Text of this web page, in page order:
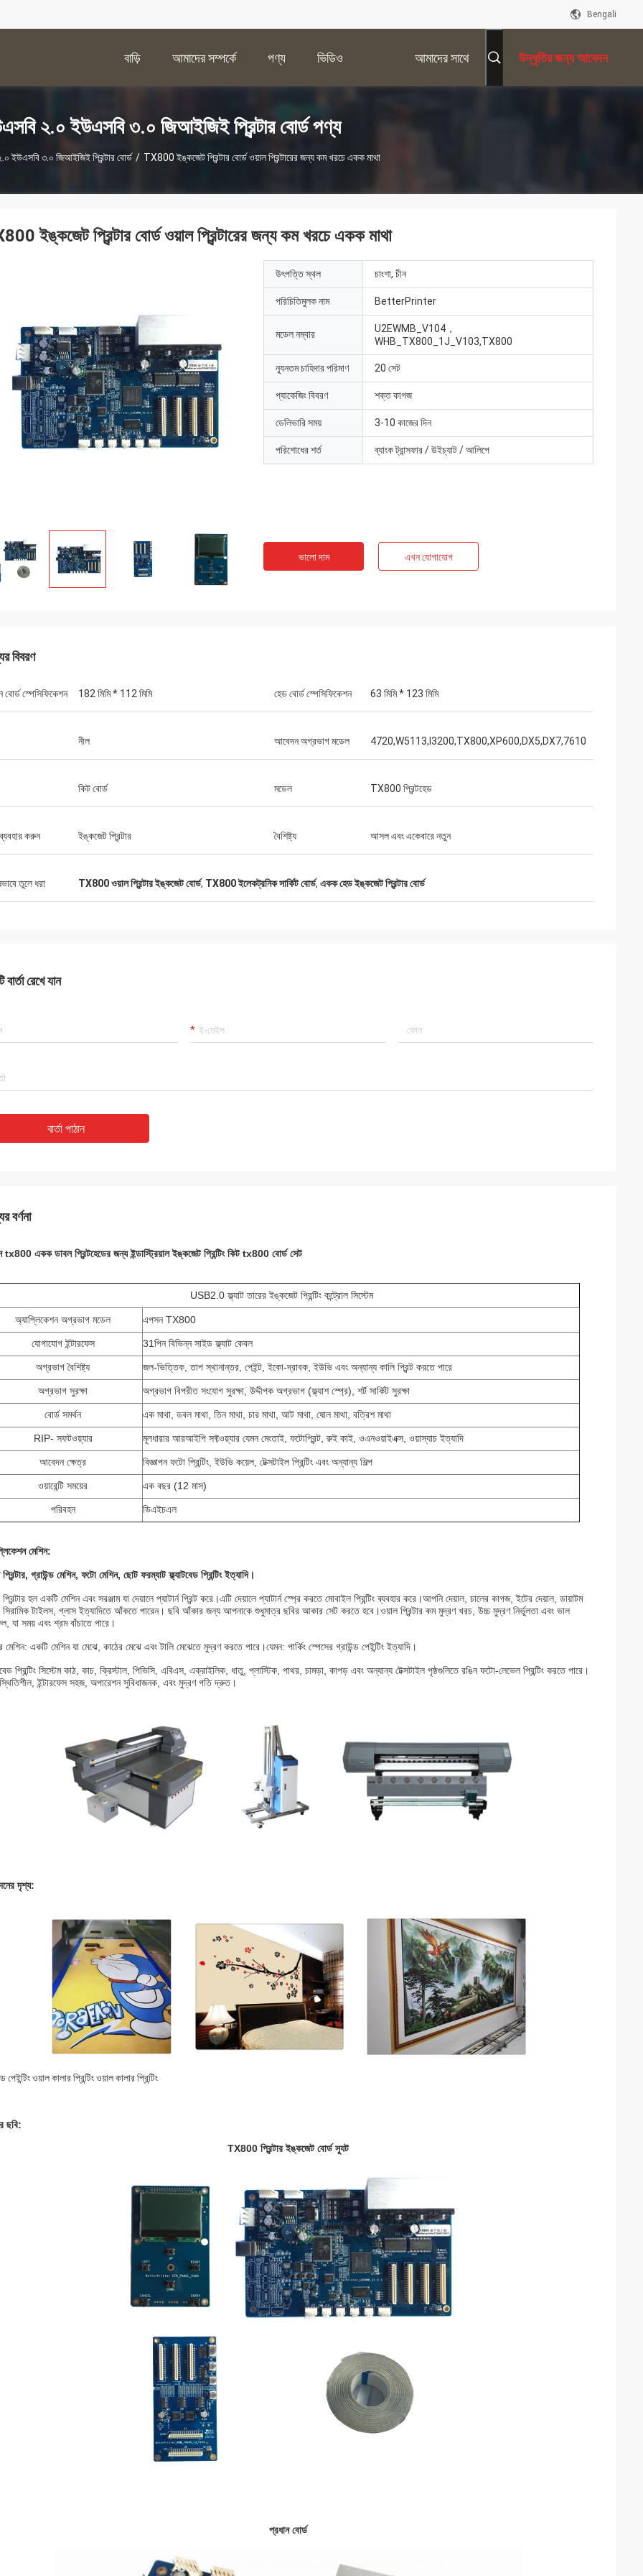
Bengali
বাড়ি আমাদের সম্পর্কে পণ্য ভিডিও আমাদের সাথে উদ্ধৃতির জন্য আবেদন
২.০ ইউএসবি ৩.০ জিআইজিই প্রিন্টার বোর্ড পণ্য
ইউএসবি ৩.০ জিআইজিই প্রিন্টার বোর্ড / TX800 ইঙ্কজেট প্রিন্টার বোর্ড ওয়াল প্রিন্টারের জন্য কম খরচে একক মাথা
ইঙ্কজেট প্রিন্টার বোর্ড ওয়াল প্রিন্টারের জন্য কম খরচে একক মাথা
উৎপত্তি স্থল চাংশা, চীন
পরিচিতিমুলক নাম BetterPrinter
মডেল নম্বার
U2EWMB_V104，
WHB_TX800_1J_V103,TX800
ন্যূনতম চাহিদার পরিমাণ 20 সেট
প্যাকেজিং বিবরণ শক্ত কাগজ
ডেলিভারি সময় 3-10 কাজের দিন
পরিশোধের শর্ত ব্যাংক ট্রান্সফার / উইচ্যাট / আলিপে
ভালো দাম এখন যোগাযোগ
বিবরণ
বোর্ড স্পেসিফিকেশন 182 মিমি * 112 মিমি হেড বোর্ড স্পেসিফিকেশন 63 মিমি * 123 মিমি
নীল আবেদন অগ্রভাগ মডেল 4720,W5113,I3200,TX800,XP600,DX5,DX7,7610
কিট বোর্ড মডেল TX800 প্রিন্টহেড
করুন ইঙ্কজেট প্রিন্টার বৈশিষ্ট্য আসল এবং একেবারে নতুন
তুলে ধরা TX800 ওয়াল প্রিন্টার ইঙ্কজেট বোর্ড, TX800 ইলেকট্রনিক সার্কিট বোর্ড, একক হেড ইঙ্কজেট প্রিন্টার বোর্ড
বার্তা রেখে যান
বার্তা পাঠান
বর্ণনা
tx800 একক ডাবল প্রিন্টহেডের জন্য ইন্ডাস্ট্রিয়াল ইঙ্কজেট প্রিন্টিং কিট tx800 বোর্ড সেট
USB2.0 ফ্ল্যাট তারের ইঙ্কজেট প্রিন্টিং কন্ট্রোল সিস্টেম
অ্যাপ্লিকেশন অগ্রভাগ মডেল এপসন TX800
যোগাযোগ ইন্টারফেস 31পিন বিভিন্ন সাইড ফ্ল্যাট কেবল
অগ্রভাগ বৈশিষ্ট্য জল-ভিত্তিক, তাপ স্থানান্তর, পেইন্ট, ইকো-দ্রাবক, ইউভি এবং অন্যান্য কালি প্রিন্ট করতে পারে
অগ্রভাগ সুরক্ষা অগ্রভাগ বিপরীত সংযোগ সুরক্ষা, উদ্দীপক অগ্রভাগ (ফ্ল্যাশ স্প্রে), শর্ট সার্কিট সুরক্ষা
বোর্ড সমর্থন এক মাথা, ডবল মাথা, তিন মাথা, চার মাথা, আট মাথা, ষোল মাথা, বত্রিশ মাথা
RIP- সফটওয়্যার মূলধারার আরআইপি সফ্টওয়্যার যেমন মেংতাই, ফটোপ্রিন্ট, রুই কাই, ওএনওয়াইএক্স, ওয়াস্যাচ ইত্যাদি
আবেদন ক্ষেত্র বিজ্ঞাপন ফটো প্রিন্টিং, ইউভি কয়েল, টেক্সটাইল প্রিন্টিং এবং অন্যান্য শিল্প
ওয়ারেন্টি সময়ের এক বছর (12 মাস)
পরিবহন ডিএইচএল
মেশিন:
গ্রাউন্ড মেশিন, ফটো মেশিন, ছোট ফরম্যাট ফ্ল্যাটবেড প্রিন্টিং ইত্যাদি।
হল একটি মেশিন এবং সরঞ্জাম যা দেয়ালে প্যাটার্ন প্রিন্ট করে।এটি দেয়ালে প্যাটার্ন স্প্রে করতে মোবাইল প্রিন্টিং ব্যবহার করে।আপনি দেয়াল, চালের কাগজ, ইটের দেয়াল, ডায়াটম
সিরামিক টাইলস, গ্লাস ইত্যাদিতে আঁকতে পারেন। ছবি আঁকার জন্য আপনাকে শুধুমাত্র ছবির আকার সেট করতে হবে।ওয়াল প্রিন্টার কম মুদ্রণ খরচ, উচ্চ মুদ্রণ নির্ভুলতা এবং ভাল
যা সময় এবং শ্রম বাঁচাতে পারে।
একটি মেশিন যা মেঝে, কাঠের মেঝে এবং টালি মেঝেতে মুদ্রণ করতে পারে।যেমন: পার্কিং স্পেসের গ্রাউন্ড পেইন্টিং ইত্যাদি।
প্রিন্টিং সিস্টেম কাঠ, কাচ, ক্রিস্টাল, পিভিসি, এবিএস, এক্রাইলিক, ধাতু, প্লাস্টিক, পাথর, চামড়া, কাপড় এবং অন্যান্য টেক্সটাইল পৃষ্ঠগুলিতে রঙিন ফটো-লেভেল প্রিন্টিং করতে পারে।
ইন্টারফেস সহজ, অপারেশন সুবিধাজনক, এবং মুদ্রণ গতি দ্রুত।
দৃশ্য:
পেইন্টিং ওয়াল কালার প্রিন্টিং ওয়াল কালার প্রিন্টিং
ছবি:
TX800 প্রিন্টার ইঙ্কজেট বোর্ডস্যুট
প্রধান বোর্ড